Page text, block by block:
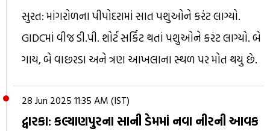
સુરત: માંગરોળના પીપોદરામાં સાત પશુઓને કરંટ લાગ્યો.
GIDCમાં વીજ ડી.પી. શોર્ટ સર્કિટ થતાં પશુઓને કરંટ લાગ્યો. બે
ગાય, બે વાછરડા અને ત્રણ આખલાના સ્થળ પર મોત થયુ છે.
28 Jun 2025 11:35 AM (IST)
દ્વારકા: કલ્યાણપુરના સાની ડેમમાં નવા નીરની આવક